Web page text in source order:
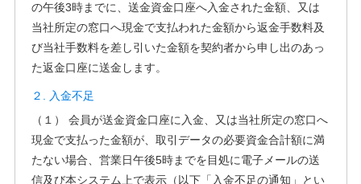
の午後3時までに、送金資金口座へ入金された金額、又は
当社所定の窓口へ現金で支払われた金額から返金手数料及
び当社手数料を差し引いた金額を契約者から申し出のあっ
た返金口座に送金します。
２. 入金不足
（１） 会員が送金資金口座に入金、又は当社所定の窓口へ
現金で支払った金額が、取引データの必要資金合計額に満
たない場合、営業日午後5時までを目処に電子メールの送
信及び本システム上で表示（以下「入金不足の通知」とい